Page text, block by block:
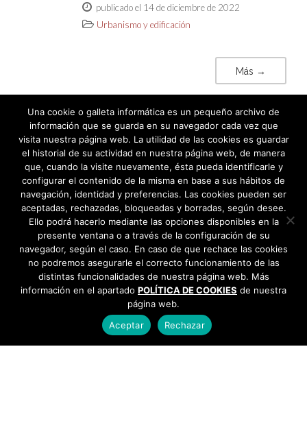
publicado el 14 de diciembre de 2022
Urbanismo y edificación
Más →
Una cookie o galleta informática es un pequeño archivo de
información que se guarda en su navegador cada vez que
visita nuestra página web. La utilidad de las cookies es guardar
el historial de su actividad en nuestra página web, de manera
que, cuando la visite nuevamente, ésta pueda identificarle y
configurar el contenido de la misma en base a sus hábitos de
navegación, identidad y preferencias. Las cookies pueden ser
aceptadas, rechazadas, bloqueadas y borradas, según desee.
Ello podrá hacerlo mediante las opciones disponibles en la
presente ventana o a través de la configuración de su
navegador, según el caso. En caso de que rechace las cookies
no podremos asegurarle el correcto funcionamiento de las
distintas funcionalidades de nuestra página web. Más
información en el apartado POLÍTICA DE COOKIES de nuestra
página web.
Aceptar
Rechazar